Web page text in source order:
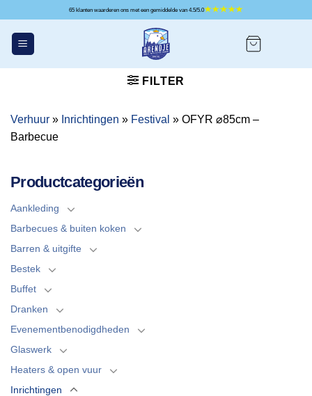
inhoud
65 klanten waarderen ons met een gemiddelde van 4.5/5.0
FILTER
Verhuur » Inrichtingen » Festival » OFYR ⌀85cm –
Barbecue
Productcategorieën
Aankleding
Barbecues & buiten koken
Barren & uitgifte
Bestek
Buffet
Dranken
Evenementbenodigdheden
Glaswerk
Heaters & open vuur
Inrichtingen